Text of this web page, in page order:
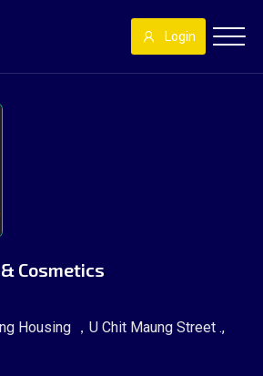
Login
Cosmetics
Housing ，U Chit Maung Street .,